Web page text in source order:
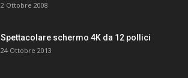
2 Ottobre 2008
Spettacolare schermo 4K da 12 pollici
24 Ottobre 2013